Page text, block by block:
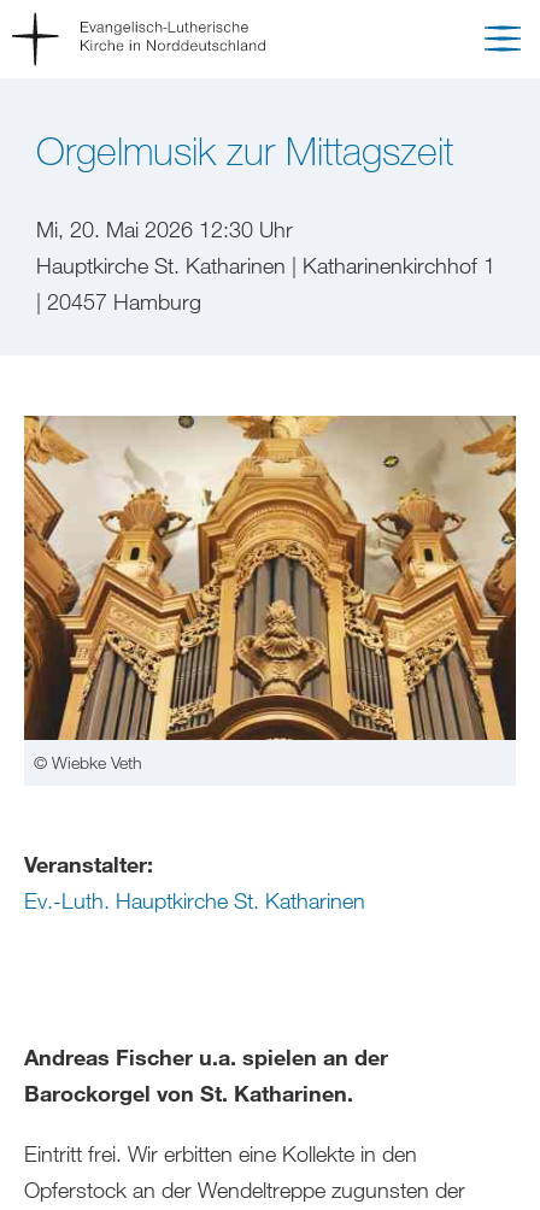
Orgelmusik zur Mittagszeit
Mi, 20. Mai 2026 12:30 Uhr
Hauptkirche St. Katharinen | Katharinenkirchhof 1
| 20457 Hamburg
© Wiebke Veth
Veranstalter:
Ev.-Luth. Hauptkirche St. Katharinen
Andreas Fischer u.a. spielen an der
Barockorgel von St. Katharinen.
Eintritt frei. Wir erbitten eine Kollekte in den
Opferstock an der Wendeltreppe zugunsten der